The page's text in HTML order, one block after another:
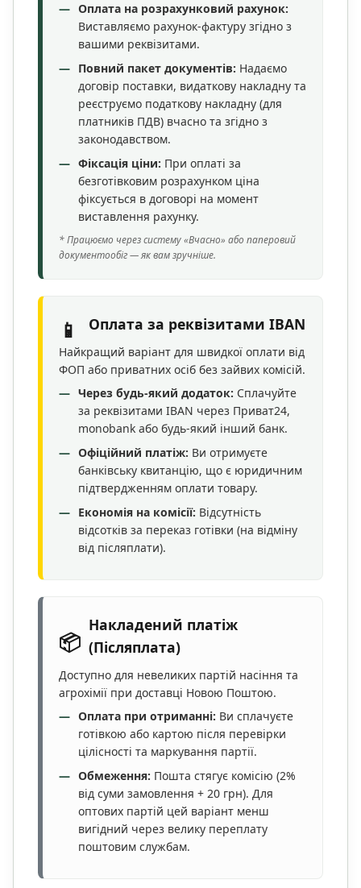
Оплата на розрахунковий рахунок:
Виставляємо рахунок-фактуру згідно з
вашими реквізитами.
Повний пакет документів: Надаємо
договір поставки, видаткову накладну та
реєструємо податкову накладну (для
платників ПДВ) вчасно та згідно з
законодавством.
Фіксація ціни: При оплаті за
безготівковим розрахунком ціна
фіксується в договорі на момент
виставлення рахунку.
* Працюємо через систему «Вчасно» або паперовий
документообіг — як вам зручніше.
📱 Оплата за реквізитами IBAN
Найкращий варіант для швидкої оплати від
ФОП або приватних осіб без зайвих комісій.
Через будь-який додаток: Сплачуйте
за реквізитами IBAN через Приват24,
monobank або будь-який інший банк.
Офіційний платіж: Ви отримуєте
банківську квитанцію, що є юридичним
підтвердженням оплати товару.
Економія на комісії: Відсутність
відсотків за переказ готівки (на відміну
від післяплати).
📦
Накладений платіж
(Післяплата)
Доступно для невеликих партій насіння та
агрохімії при доставці Новою Поштою.
Оплата при отриманні: Ви сплачуєте
готівкою або картою після перевірки
цілісності та маркування партії.
Обмеження: Пошта стягує комісію (2%
від суми замовлення + 20 грн). Для
оптових партій цей варіант менш
вигідний через велику переплату
поштовим службам.